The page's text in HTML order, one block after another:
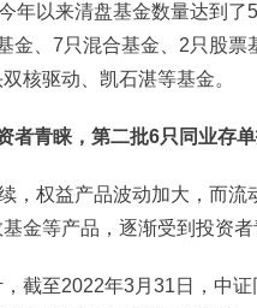
年以来清盘基金数量达到
金、7只混合基金、2只股
核驱动、凯石湛等基金。
者青睐，第二批6只同业存
，权益产品波动加大，而
金等产品，逐渐受到投资者
截至2022年3月31日，中